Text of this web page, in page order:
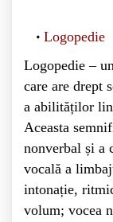
Logopedie
Logopedie –
care are drept
a abilităților
Aceasta
nonverbal și a
vocală a
intonație,
volum; vocea